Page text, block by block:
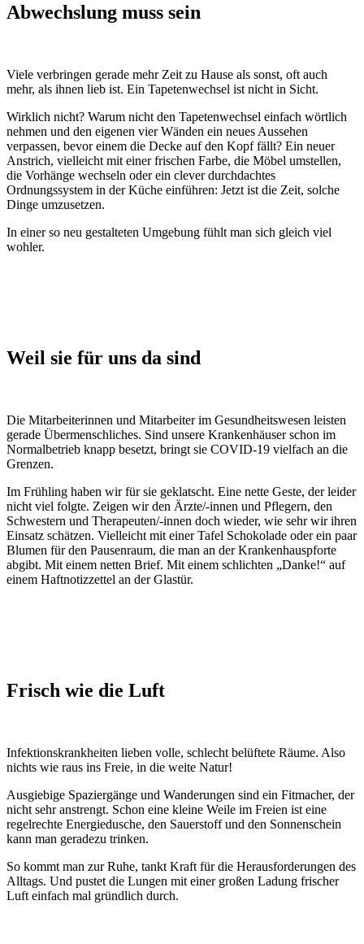
Abwechslung muss sein
Viele verbringen gerade mehr Zeit zu Hause als sonst, oft auch
mehr, als ihnen lieb ist. Ein Tapetenwechsel ist nicht in Sicht.
Wirklich nicht? Warum nicht den Tapetenwechsel einfach wörtlich
nehmen und den eigenen vier Wänden ein neues Aussehen
verpassen, bevor einem die Decke auf den Kopf fällt? Ein neuer
Anstrich, vielleicht mit einer frischen Farbe, die Möbel umstellen,
die Vorhänge wechseln oder ein clever durchdachtes
Ordnungssystem in der Küche einführen: Jetzt ist die Zeit, solche
Dinge umzusetzen.
In einer so neu gestalteten Umgebung fühlt man sich gleich viel
wohler.
Weil sie für uns da sind
Die Mitarbeiterinnen und Mitarbeiter im Gesundheitswesen leisten
gerade Übermenschliches. Sind unsere Krankenhäuser schon im
Normalbetrieb knapp besetzt, bringt sie COVID-19 vielfach an die
Grenzen.
Im Frühling haben wir für sie geklatscht. Eine nette Geste, der leider
nicht viel folgte. Zeigen wir den Ärzte/-innen und Pflegern, den
Schwestern und Therapeuten/-innen doch wieder, wie sehr wir ihren
Einsatz schätzen. Vielleicht mit einer Tafel Schokolade oder ein paar
Blumen für den Pausenraum, die man an der Krankenhauspforte
abgibt. Mit einem netten Brief. Mit einem schlichten „Danke!“ auf
einem Haftnotizzettel an der Glastür.
Frisch wie die Luft
Infektionskrankheiten lieben volle, schlecht belüftete Räume. Also
nichts wie raus ins Freie, in die weite Natur!
Ausgiebige Spaziergänge und Wanderungen sind ein Fitmacher, der
nicht sehr anstrengt. Schon eine kleine Weile im Freien ist eine
regelrechte Energiedusche, den Sauerstoff und den Sonnenschein
kann man geradezu trinken.
So kommt man zur Ruhe, tankt Kraft für die Herausforderungen des
Alltags. Und pustet die Lungen mit einer großen Ladung frischer
Luft einfach mal gründlich durch.